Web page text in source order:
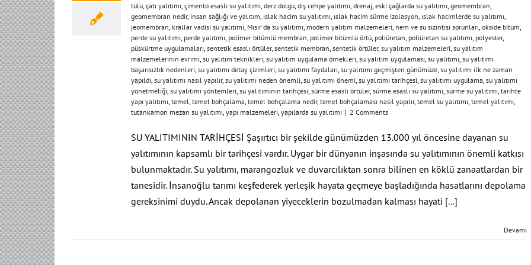
tülü, çatı yalıtımı, çimento esaslı su yalıtımı, derz dolgu, dış cehpe yalıtımı, drenaj, eski çağlarda su yalıtımı, geomembran,
geomembran nedir, insan sağlığı ve yalıtım, ıslak hacim su yalıtımı, ıslak hacim sürme izolasyon, ıslak hacimlerde su yalıtımı,
jeomembran, krallar vadisi su yalıtımı, Mısır'da su yalıtımı, modern yalıtım malzemeleri, nem ve su sızıntısı sorunları, okside bitüm,
perde su yalıtımı, perde yalıtımı, polimer bitümlü membran, polimer bitümlü örtü, poliüretan, poliüretan su yalıtımı, polyester,
püskürtme uygulamaları, sentetik esaslı örtüler, sentetik membran, sentetik örtüler, su yalıtım malzemeleri, su yalıtım
malzemelerinin evrimi, su yalıtım teknikleri, su yalıtım uygulama örnekleri, su yalıtım uygulaması, su yalıtımı, su yalıtımı
başarısızlık nedenleri, su yalıtımı detay çizimleri, su yalıtımı faydaları, su yalıtımı geçmişten günümüze, su yalıtımı ilk ne zaman
yapıldı, su yalıtımı nasıl yapılır, su yalıtımı neden önemli, su yalıtımı önemi, su yalıtımı tarihçesi, su yalıtımı uygulama, su yalıtımı
yönetmeliği, su yalıtımı yöntemleri, su yalıtımının tarihçesi, sürme esaslı örtüler, sürme esaslı su yalıtımı, sürme su yalıtımı, tarihte
yapı yalıtımı, temel, temel bohçalama, temel bohçalama nedir, temel bohçalaması nasıl yapılır, temel su yalıtımı, temel yalıtımı,
tutankamon mezarı su yalıtımı, yapı malzemeleri, yapılarda su yalıtımı | 2 Comments
SU YALITIMININ TARİHÇESİ Şaşırtıcı bir şekilde günümüzden 13.000 yıl öncesine dayanan su
yalıtımının kapsamlı bir tarihçesi vardır. Uygar bir dünyanın inşasında su yalıtımının önemli katkısı
bulunmaktadır. Su yalıtımı, marangozluk ve duvarcılıktan sonra bilinen en köklü zanaatlardan bir
tanesidir. İnsanoğlu tarımı keşfederek yerleşik hayata geçmeye başladığında hasatlarını depolama
gereksinimi duydu. Ancak depolanan yiyeceklerin bozulmadan kalması hayati [...]
Devamı